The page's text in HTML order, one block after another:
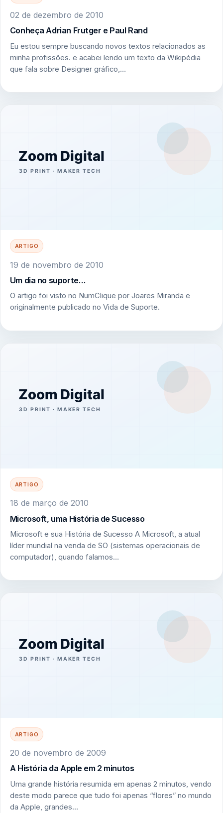
02 de dezembro de 2010
Conheça Adrian Frutger e Paul Rand
Eu estou sempre buscando novos textos relacionados as
minha profissões. e acabei lendo um texto da Wikipédia
que fala sobre Designer gráfico,…
ARTIGO
19 de novembro de 2010
Um dia no suporte…
O artigo foi visto no NumClique por Joares Miranda e
originalmente publicado no Vida de Suporte.
ARTIGO
18 de março de 2010
Microsoft, uma História de Sucesso
Microsoft e sua História de Sucesso A Microsoft, a atual
líder mundial na venda de SO (sistemas operacionais de
computador), quando falamos…
ARTIGO
20 de novembro de 2009
A História da Apple em 2 minutos
Uma grande história resumida em apenas 2 minutos, vendo
deste modo parece que tudo foi apenas “flores” no mundo
da Apple, grandes…